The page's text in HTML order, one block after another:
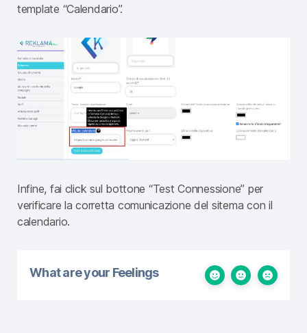
template “Calendario”.
Infine, fai click sul bottone “Test Connessione” per
verificare la corretta comunicazione del sitema con il
calendario.
What are your Feelings